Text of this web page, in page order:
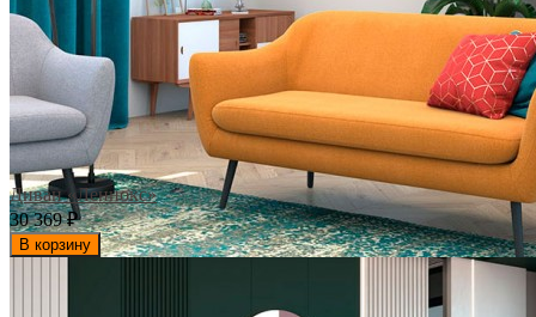
Диван «Леннокс»
30 369₽
В корзину